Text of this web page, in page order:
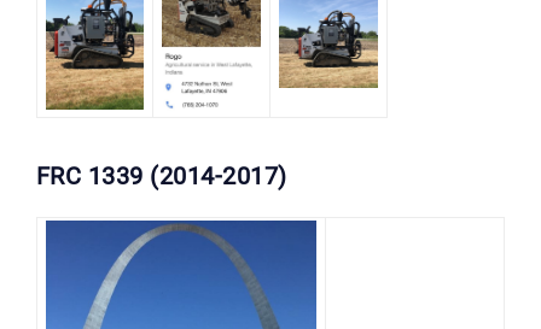
FRC 1339 (2014-2017)